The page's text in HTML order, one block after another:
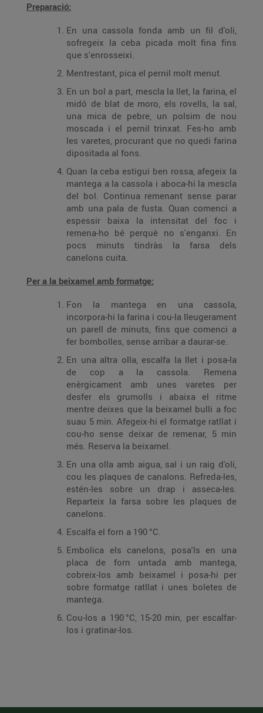
Preparació:
En una cassola fonda amb un fil d'oli,
sofregeix la ceba picada molt fina fins
que s'enrosseixi.
Mentrestant, pica el pernil molt menut.
En un bol a part, mescla la llet, la farina, el
midó de blat de moro, els rovells, la sal,
una mica de pebre, un polsim de nou
moscada i el pernil trinxat. Fes-ho amb
les varetes, procurant que no quedi farina
dipositada al fons.
Quan la ceba estigui ben rossa, afegeix la
mantega a la cassola i aboca-hi la mescla
del bol. Continua remenant sense parar
amb una pala de fusta. Quan comenci a
espessir baixa la intensitat del foc i
remena-ho bé perquè no s'enganxi. En
pocs minuts tindràs la farsa dels
canelons cuita.
Per a la beixamel amb formatge:
Fon la mantega en una cassola,
incorpora-hi la farina i cou-la lleugerament
un parell de minuts, fins que comenci a
fer bombolles, sense arribar a daurar-se.
En una altra olla, escalfa la llet i posa-la
de cop a la cassola. Remena
enèrgicament amb unes varetes per
desfer els grumolls i abaixa el ritme
mentre deixes que la beixamel bulli a foc
suau 5 min. Afegeix-hi el formatge ratllat i
cou-ho sense deixar de remenar, 5 min
més. Reserva la beixamel.
En una olla amb aigua, sal i un raig d'oli,
cou les plaques de canalons. Refreda-les,
estén-les sobre un drap i asseca-les.
Reparteix la farsa sobre les plaques de
canelons.
Escalfa el forn a 190 °C.
Embolica els canelons, posa'ls en una
placa de forn untada amb mantega,
cobreix-los amb beixamel i posa-hi per
sobre formatge ratllat i unes boletes de
mantega.
Cou-los a 190 °C, 15-20 min, per escalfar-
los i gratinar-los.